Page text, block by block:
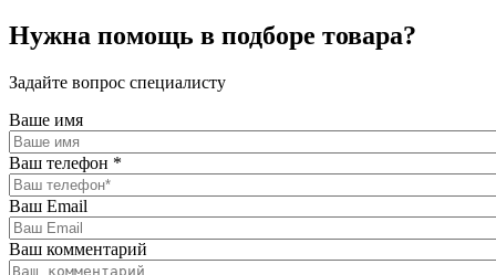
Нужна помощь в подборе товара?
Задайте вопрос специалисту
Ваше имя
Ваш телефон *
Ваш Email
Ваш комментарий